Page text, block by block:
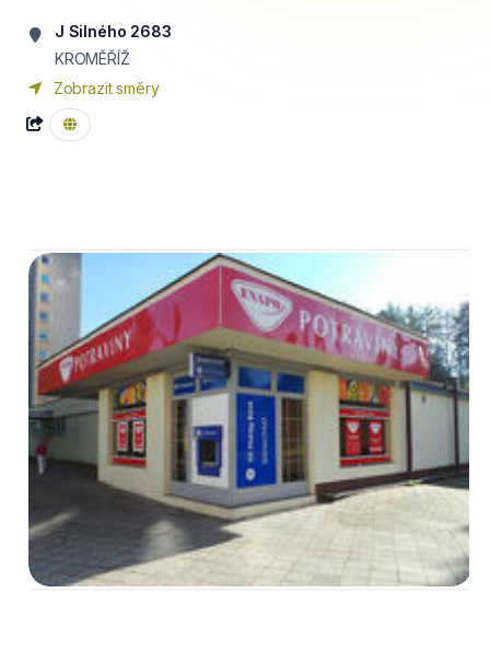
J Silného 2683
KROMĚŘÍŽ
Zobrazit směry